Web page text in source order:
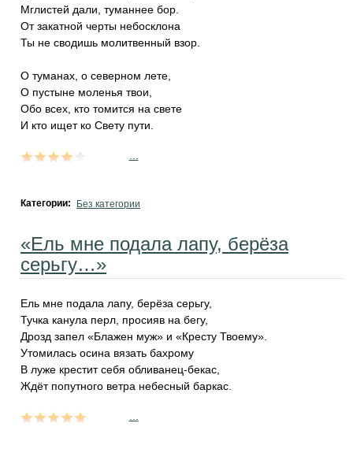
Мглистей дали, туманнее бор.
От закатной черты небосклона
Ты не сводишь молитвенный взор.
О туманах, о северном лете,
О пустыне моленья твои,
Обо всех, кто томится на свете
И кто ищет ко Свету пути.
Категории: Без категории
«Ель мне подала лапу, берёза
серьгу…»
Ель мне подала лапу, берёза серьгу,
Тучка канула перл, просияв на бегу,
Дрозд запел «Блажен муж» и «Кресту Твоему».
Утомилась осина вязать бахрому
В луже крестит себя обливанец-бекас,
Ждёт попутного ветра небесный баркас.